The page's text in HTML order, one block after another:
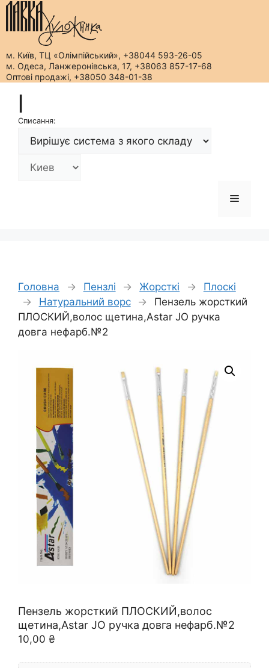
м. Київ, ТЦ «Олімпійський», +38044 593-26-05
м. Одеса, Ланжеронівська, 17, +38063 857-17-68
Оптові продажі, +38050 348-01-38
вмістуСписання:
Меню
Головна → Пензлі → Жорсткі →
Плоскі
→
Натуральний ворс →
Пензель жорсткий
ПЛОСКИЙ,волос щетина,Astar JO ручка
довга нефарб.№2
Пензель жорсткий ПЛОСКИЙ,волос
щетина,Astar JO ручка довга нефарб.№2
10,00 ₴